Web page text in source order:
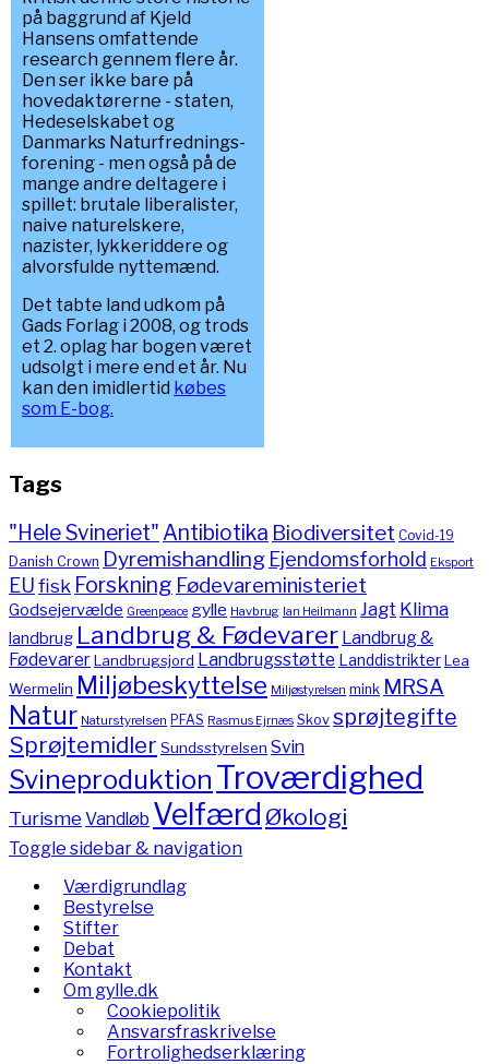
på baggrund af Kjeld
Hansens omfattende
research gennem flere år.
Den ser ikke bare på
hovedaktørerne - staten,
Hedeselskabet og
Danmarks Naturfrednings-
forening - men også på de
mange andre deltagere i
spillet: brutale liberalister,
naive naturelskere,
nazister, lykkeriddere og
alvorsfulde nyttemænd.
Det tabte land udkom på
Gads Forlag i 2008, og trods
et 2. oplag har bogen været
udsolgt i mere end et år. Nu
kan den imidlertid købes
som E-bog.
Tags
"Hele Svineriet" Antibiotika Biodiversitet Covid-19
Danish Crown Dyremishandling Ejendomsforhold Eksport
EUfisk Forskning Fødevareministeriet
Godsejervælde Greenpeace gylle Havbrug Ian Heilmann Jagt Klima
landbrug Landbrug & Fødevarer Landbrug &
FødevarerLandbrugsjord Landbrugsstøtte LanddistrikterLea
Wermelin Miljøbeskyttelse Miljøstyrelsen mink MRSA
Natur Naturstyrelsen PFAS Rasmus Ejrnæs Skov sprøjtegifte
Sprøjtemidler Sundsstyrelsen Svin
Svineproduktion Troværdighed
TurismeVandløb Velfærd Økologi
Toggle sidebar & navigation
Værdigrundlag
Bestyrelse
Stifter
Debat
Kontakt
Om gylle.dk
Cookiepolitik
Ansvarsfraskrivelse
Fortrolighedserklæring